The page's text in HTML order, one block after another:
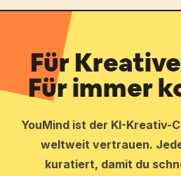
Für
Für immer
YouMind ist der KI-Kreativ-
weltweit vertrauen.
kuratiert, damit du